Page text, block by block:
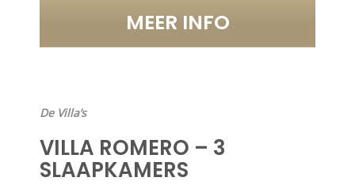
MEER INFO
De Villa’s
VILLA ROMERO – 3
SLAAPKAMERS